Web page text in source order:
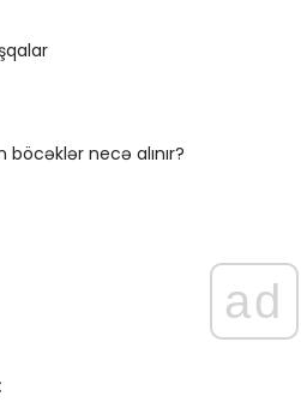
böcəklər necə alınır?
ad